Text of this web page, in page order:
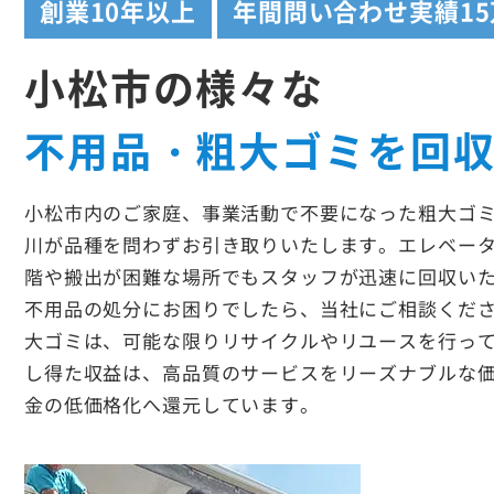
創業10年以上 年間問い合わせ実績
小松市の様々な
不用品・粗大ゴミを回
小松市内のご家庭、事業活動で不要になった粗大ゴ
川が品種を問わずお引き取りいたします。エレベー
階や搬出が困難な場所でもスタッフが迅速に回収い
不用品の処分にお困りでしたら、当社にご相談くだ
大ゴミは、可能な限りリサイクルやリユースを行っ
し得た収益は、高品質のサービスをリーズナブルな
金の低価格化へ還元しています。